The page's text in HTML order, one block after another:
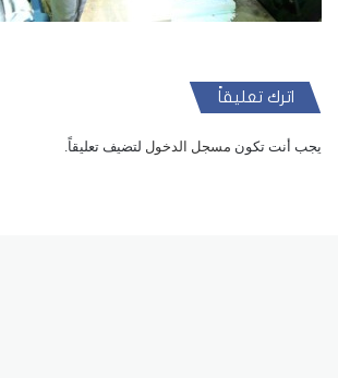
اترك تعليقاً
يجب أنت تكون مسجل الدخول لتضيف تعليقاً.